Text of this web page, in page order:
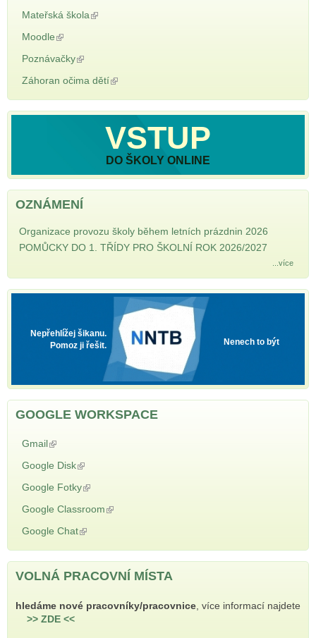
Mateřská škola(odkaz je externí)
Moodle (odkaz je externí)
Poznávačky(odkaz je externí)
Záhoran očima dětí(odkaz je externí)
VSTUP
DO ŠKOLY ONLINE
OZNÁMENÍ
Organizace provozu školy během letních prázdnin 2026
POMŮCKY DO 1. TŘÍDY PRO ŠKOLNÍ ROK 2026/2027
...více
Nenech to být
Nepřehlížej šikanu.
Pomoz ji řešit.
GOOGLE WORKSPACE
Gmail (odkaz je externí)
Google Disk(odkaz je externí)
Google Fotky(odkaz je externí)
Google Classroom (odkaz je externí)
Google Chat(odkaz je externí)
VOLNÁ PRACOVNÍ MÍSTA
hledáme nové pracovníky/pracovnice, více informací najdete
>> ZDE <<